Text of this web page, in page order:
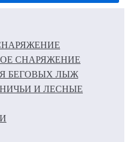
СНАРЯЖЕНИЕ
БЕГОВЫХ ЛЫЖ
И ЛЕСНЫЕ